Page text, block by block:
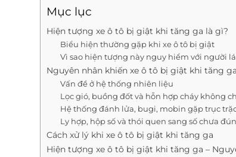
Mục lục
Hiện tượng xe ô tô bị giật khi tăng ga là gì?
Biểu hiện thường gặp khi xe ô tô bị giật
Vì sao hiện tượng này nguy hiểm với người
Nguyên nhân khiến xe ô tô bị giật khi tăng ga
Vấn đề ở hệ thống nhiên liệu
Lọc gió, buồng đốt và hỗn hợp cháy không
Hệ thống đánh lửa, bugi, mobin gặp trục
Ly hợp, hộp số và thói quen sang số chưa
Cách xử lý khi xe ô tô bị giật khi tăng ga
Hiện tượng xe ô tô bị giật khi tăng ga –